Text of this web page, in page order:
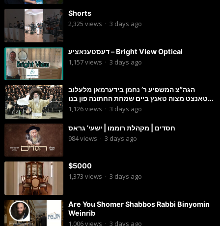
Shorts
2,325 views · 3 days ago
דעסטענאציע – Bright View Optical
1,157views · 3 days ago
הגה”צ המשפיע ר’ נחמן בידערמאן מלעלוב
טאנצט מצוה טאנץ ביים שמחת החתונה פון בנו
החתן
1,126views · 3 days ago
חסדים | מקהלת רוממו | ישעי’ גראס
984views · 3 days ago
$5000
1,373 views · 3 days ago
Are You Shomer Shabbos Rabbi Binyomin
Weinrib
1,006views · 3 days ago